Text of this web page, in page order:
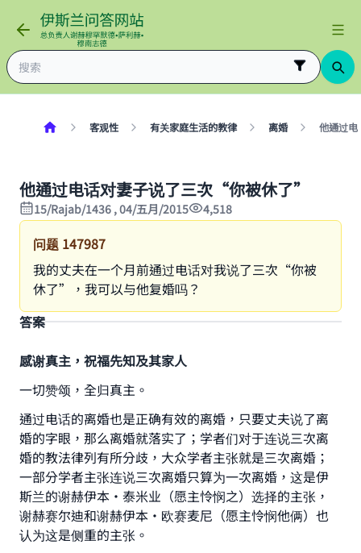
客观性 有关家庭生活的教律 离婚 他通过
他通过电话对妻子说了三次“你被休了”
15/Rajab/1436 , 04/五月/2015 4,518
问题 147987
我的丈夫在一个月前通过电话对我说了三次“你被
休了”，我可以与他复婚吗？
答案
感谢真主，祝福先知及其家人
一切赞颂，全归真主。
通过电话的离婚也是正确有效的离婚，只要丈夫说了离
婚的字眼，那么离婚就落实了；学者们对于连说三次离
婚的教法律列有所分歧，大众学者主张就是三次离婚；
一部分学者主张连说三次离婚只算为一次离婚，这是伊
斯兰的谢赫伊本·泰米业（愿主怜悯之）选择的主张，
谢赫赛尔迪和谢赫伊本·欧赛麦尼（愿主怜悯他俩）也
认为这是侧重的主张。